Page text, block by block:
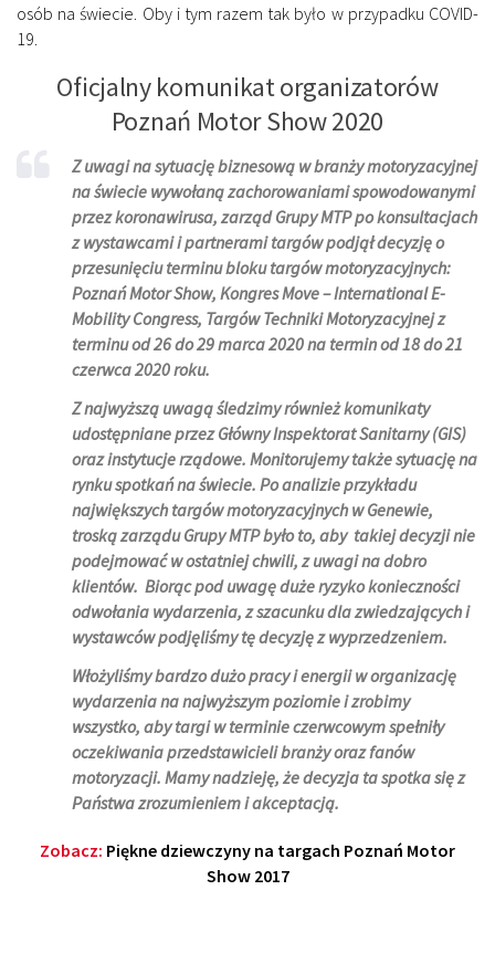
osób na świecie. Oby i tym razem tak było w przypadku COVID-
19.
Oficjalny komunikat organizatorów
Poznań Motor Show 2020
Z uwagi na sytuację biznesową w branży motoryzacyjnej
na świecie wywołaną zachorowaniami spowodowanymi
przez koronawirusa, zarząd Grupy MTP po konsultacjach
z wystawcami i partnerami targów podjął decyzję o
przesunięciu terminu bloku targów motoryzacyjnych:
Poznań Motor Show, Kongres Move – International E-
Mobility Congress, Targów Techniki Motoryzacyjnej z
terminu od 26 do 29 marca 2020 na termin od 18 do 21
czerwca 2020 roku.
Z najwyższą uwagą śledzimy również komunikaty
udostępniane przez Główny Inspektorat Sanitarny (GIS)
oraz instytucje rządowe. Monitorujemy także sytuację na
rynku spotkań na świecie. Po analizie przykładu
największych targów motoryzacyjnych w Genewie,
troską zarządu Grupy MTP było to, aby takiej decyzji nie
podejmować w ostatniej chwili, z uwagi na dobro
klientów. Biorąc pod uwagę duże ryzyko konieczności
odwołania wydarzenia, z szacunku dla zwiedzających i
wystawców podjęliśmy tę decyzję z wyprzedzeniem.
Włożyliśmy bardzo dużo pracy i energii w organizację
wydarzenia na najwyższym poziomie i zrobimy
wszystko, aby targi w terminie czerwcowym spełniły
oczekiwania przedstawicieli branży oraz fanów
motoryzacji. Mamy nadzieję, że decyzja ta spotka się z
Państwa zrozumieniem i akceptacją.
Zobacz: Piękne dziewczyny na targach Poznań Motor
Show 2017